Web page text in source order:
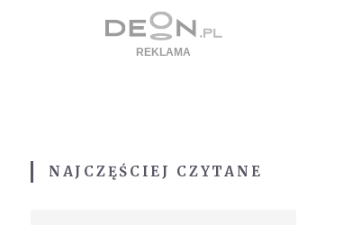
NAJCZĘŚCIEJ CZYTANE